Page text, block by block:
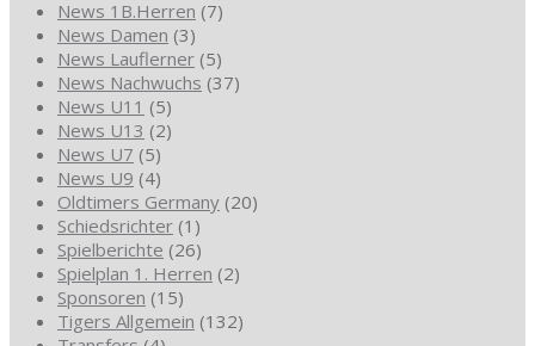
News 1B.Herren (7)
News Damen (3)
News Lauflerner (5)
News Nachwuchs (37)
News U11 (5)
News U13 (2)
News U7 (5)
News U9 (4)
Oldtimers Germany (20)
Schiedsrichter (1)
Spielberichte (26)
Spielplan 1. Herren (2)
Sponsoren (15)
Tigers Allgemein (132)